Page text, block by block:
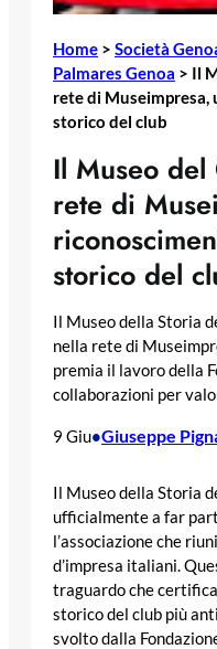
Home > Società
Palmares Genoa > Il
rete di
storico del club
Il Museo del
rete di
storico del
Il Museo della Storia
nella rete di
premia il lavoro della
collaborazioni per
9 Giu•Giuseppe
Il Museo della Storia
ufficialmente a far
l’associazione che
d’impresa italiani.
traguardo che
storico del club più
svolto dalla